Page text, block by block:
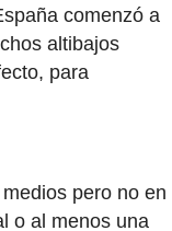
comenzó a
altibajos
para
pero no en
o al menos una